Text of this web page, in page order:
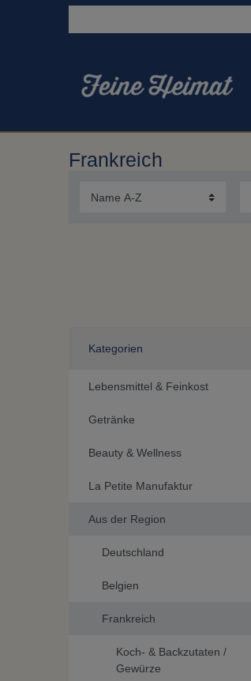
Frankreich
Kategorien
Lebensmittel & Feinkost
Getränke
Beauty & Wellness
La Petite Manufaktur
Aus der Region
Deutschland
Belgien
Frankreich
Koch- & Backzutaten /
Gewürze